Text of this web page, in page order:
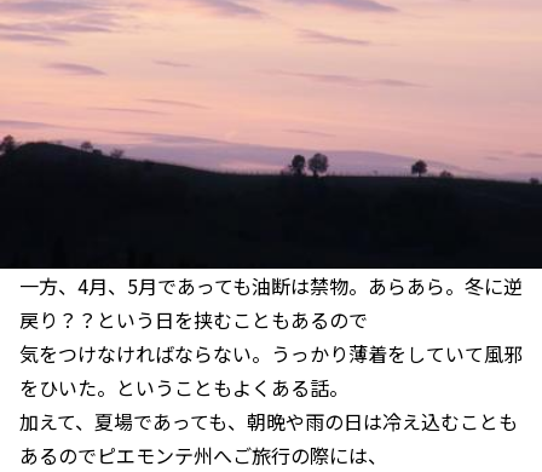
一方、4月、5月であっても油断は禁物。あらあら。冬に逆
戻り？？という日を挟むこともあるので
気をつけなければならない。うっかり薄着をしていて風邪
をひいた。ということもよくある話。
加えて、夏場であっても、朝晩や雨の日は冷え込むことも
あるのでピエモンテ州へご旅行の際には、